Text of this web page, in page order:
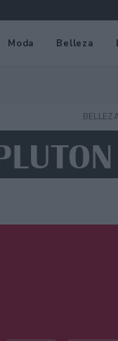
Moda Belleza